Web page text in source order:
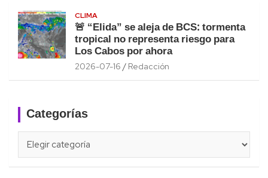
CLIMA
🚨 “Elida” se aleja de BCS: tormenta
tropical no representa riesgo para
Los Cabos por ahora
2026-07-16 Redacción
Categorías